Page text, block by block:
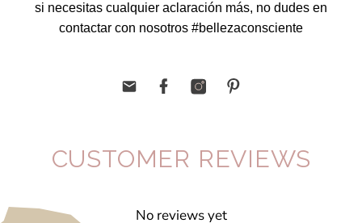
si necesitas cualquier aclaración más, no dudes en
contactar con nosotros #bellezaconsciente
CUSTOMER REVIEWS
No reviews yet